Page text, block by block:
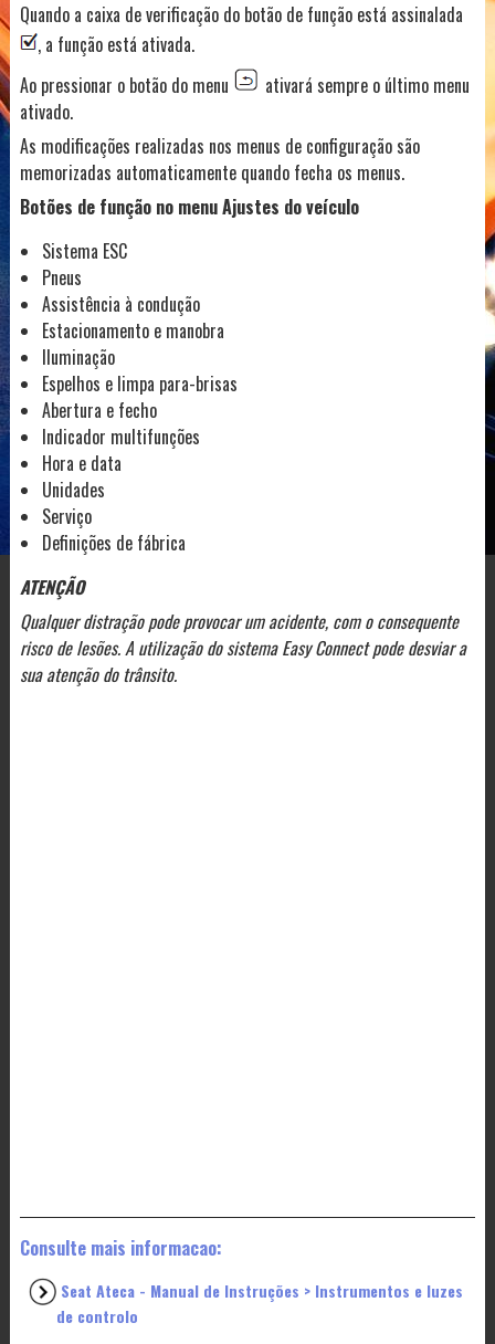
Quando a caixa de verificação do botão de função está assinalada
, a função está ativada.
Ao pressionar o botão do menu
ativará sempre o último menu
ativado.
As modificações realizadas nos menus de configuração são
memorizadas automaticamente quando fecha os menus.
Botões de função no menu Ajustes do veículo
Sistema ESC
Pneus
Assistência à condução
Estacionamento e manobra
Iluminação
Espelhos e limpa para-brisas
Abertura e fecho
Indicador multifunções
Hora e data
Unidades
Serviço
Definições de fábrica
ATENÇÃO
Qualquer distração pode provocar um acidente, com o consequente
risco de lesões. A utilização do sistema Easy Connect pode desviar a
sua atenção do trânsito.
Consulte mais informacao:
Seat Ateca - Manual de Instruções > Instrumentos e luzes
de controlo